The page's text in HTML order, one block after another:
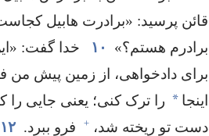
قائن پرسید:‏ «برادرت هابیل
برادرم هستم؟‏»
۱۰
خدا گفت:‏
برای دادخواهی،‏ از زمین پیش من
اینجا * را ترک کنی؛‏ یعنی جایی را
دست تو ریخته شد،‏ + فرو ببرد.‏ ۱۲